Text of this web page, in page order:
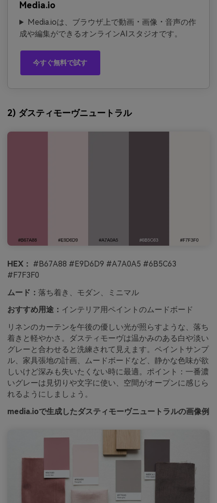
Media.io
Media.ioは、ブラウザ上で動画・画像・音声の作
成や編集ができるオンラインAIスタジオです。
今すぐ無料で試す
2) ダスティモーヴニュートラル
HEX： #B67A88 #E9D6D9 #A7A0A5 #6B5C63
#F7F3F0
ムード： 落ち着き、モダン、ミニマル
おすすめ用途： インテリア用ペイントのムードボード
リネンのカーテンを午後の優しい光が照らすような、落ち
着きと軽やかさ。ダスティモーヴは温かみのある白や淡い
グレーと合わせると洗練されて見えます。ペイントサンプ
ル、家具張地の計画、ムードボードなど、静かな色味が欲
しいけど深みも失いたくない時に最適。ポイント：一番濃
いグレーは見切りや文字に使い、空間がオープンに感じら
れるようにしましょう。
media.ioで生成したダスティモーヴニュートラルの画像例